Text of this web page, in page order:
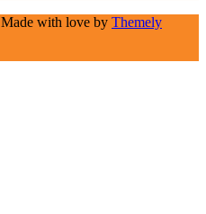
Made with love by Themely